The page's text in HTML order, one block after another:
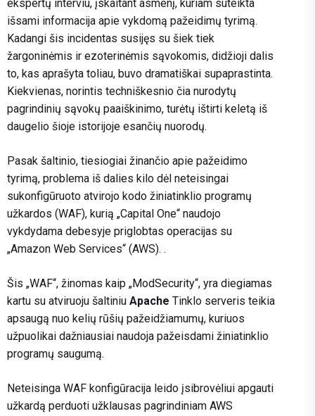
ekspertų interviu, įskaitant asmenį, kuriam suteikta
išsami informacija apie vykdomą pažeidimų tyrimą.
Kadangi šis incidentas susijęs su šiek tiek
žargoninėmis ir ezoterinėmis sąvokomis, didžioji dalis
to, kas aprašyta toliau, buvo dramatiškai supaprastinta.
Kiekvienas, norintis techniškesnio čia nurodytų
pagrindinių sąvokų paaiškinimo, turėtų ištirti keletą iš
daugelio šioje istorijoje esančių nuorodų.
Pasak šaltinio, tiesiogiai žinančio apie pažeidimo
tyrimą, problema iš dalies kilo dėl neteisingai
sukonfigūruoto atvirojo kodo žiniatinklio programų
užkardos (WAF), kurią „Capital One“ naudojo
vykdydama debesyje priglobtas operacijas su
„Amazon Web Services“ (AWS). .
Šis „WAF“, žinomas kaip „ModSecurity“, yra diegiamas
kartu su atviruoju šaltiniu Apache Tinklo serveris teikia
apsaugą nuo kelių rūšių pažeidžiamumų, kuriuos
užpuolikai dažniausiai naudoja pažeisdami žiniatinklio
programų saugumą.
Neteisinga WAF konfigūracija leido įsibrovėliui apgauti
užkardą perduoti užklausas pagrindiniam AWS